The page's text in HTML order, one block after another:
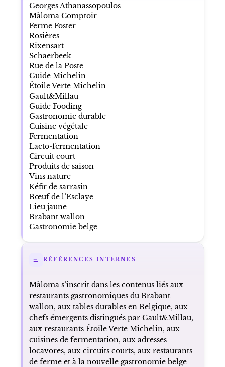
Georges Athanassopoulos
Màloma Comptoir
Ferme Foster
Rosières
Rixensart
Schaerbeek
Rue de la Poste
Guide Michelin
Étoile Verte Michelin
Gault&Millau
Guide Fooding
Gastronomie durable
Cuisine végétale
Fermentation
Lacto-fermentation
Circuit court
Produits de saison
Vins nature
Kéfir de sarrasin
Bœuf de l’Esclaye
Lieu jaune
Brabant wallon
Gastronomie belge
RÉFÉRENCES INTERNES
Màloma s’inscrit dans les contenus liés aux
restaurants gastronomiques du Brabant
wallon, aux tables durables en Belgique, aux
chefs émergents distingués par Gault&Millau,
aux restaurants Étoile Verte Michelin, aux
cuisines de fermentation, aux adresses
locavores, aux circuits courts, aux restaurants
de ferme et à la nouvelle gastronomie belge